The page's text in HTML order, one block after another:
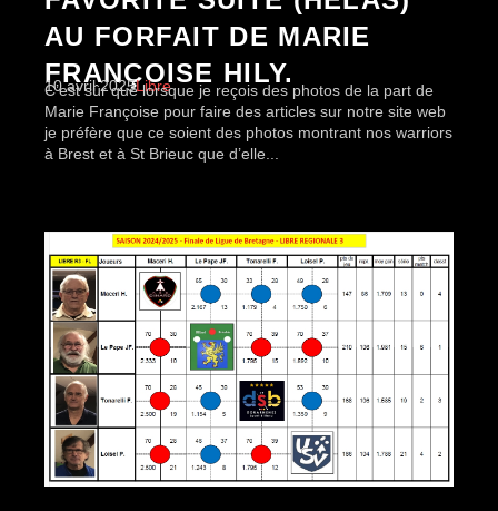
AU FORFAIT DE MARIE
FRANÇOISE HILY.
10 avril 2025Libre
C’est sûr que lorsque je reçois des photos de la part de
Marie Françoise pour faire des articles sur notre site web
je préfère que ce soient des photos montrant nos warriors
à Brest et à St Brieuc que d’elle...